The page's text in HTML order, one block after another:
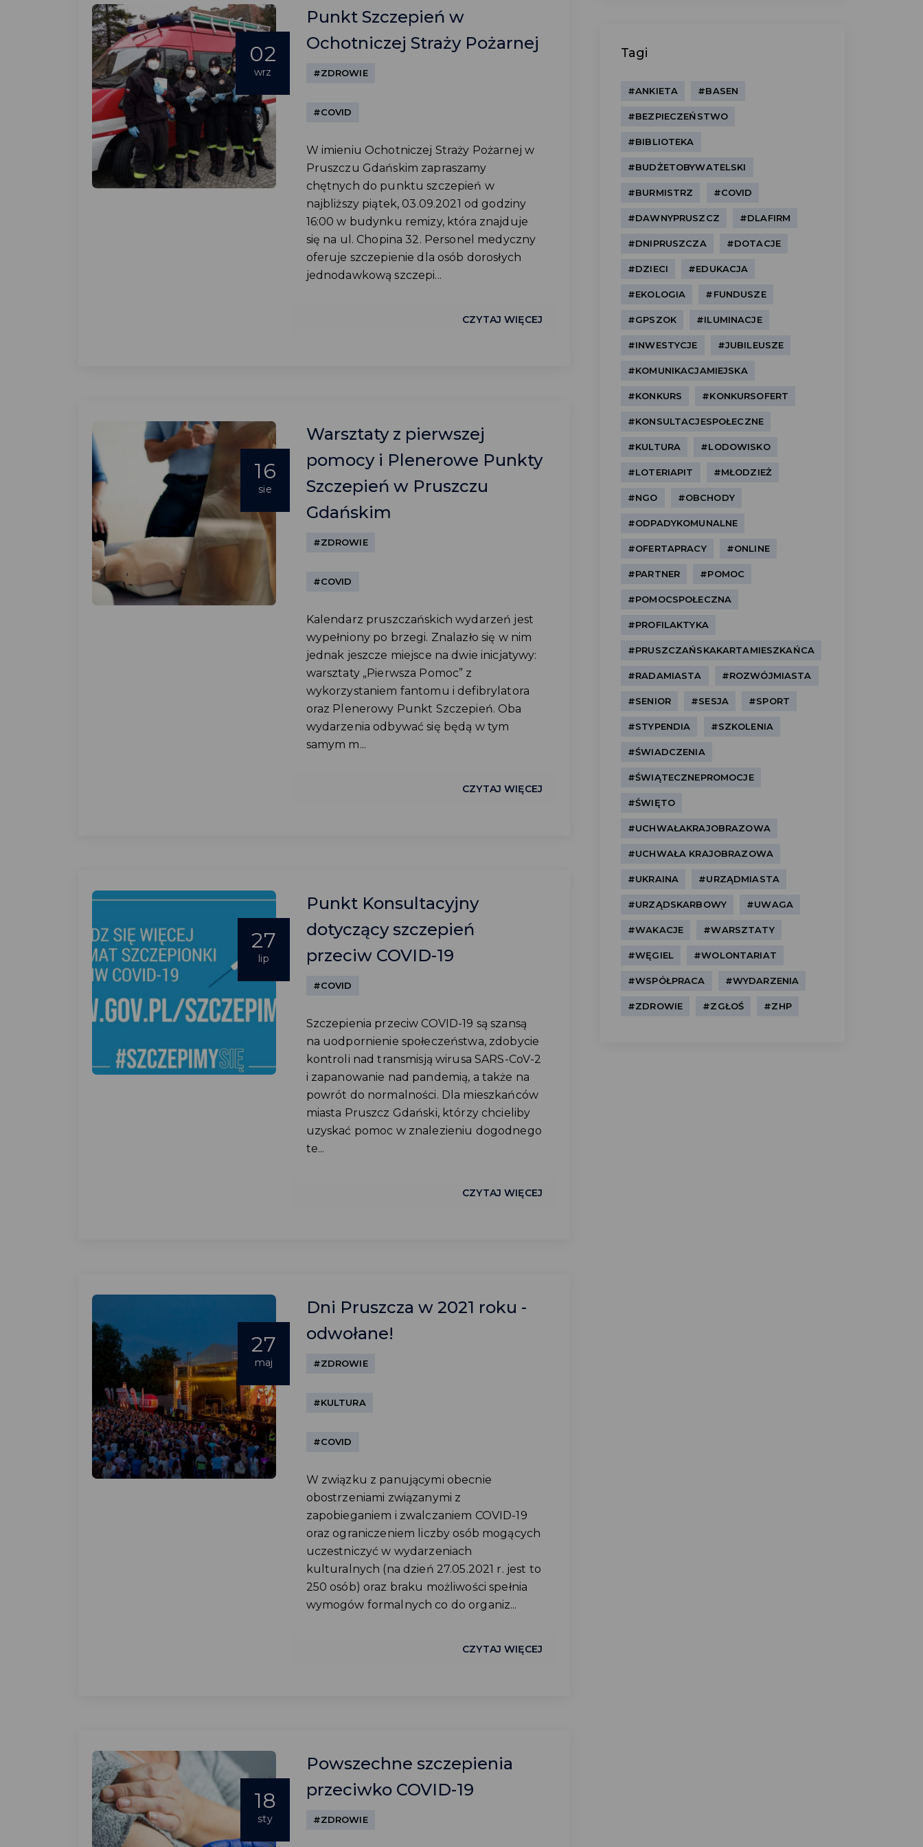
02
wrz
Punkt Szczepień w
Ochotniczej Straży Pożarnej
#ZDROWIE
#COVID
W imieniu Ochotniczej Straży Pożarnej w
Pruszczu Gdańskim zapraszamy
chętnych do punktu szczepień w
najbliższy piątek, 03.09.2021 od godziny
16:00 w budynku remizy, która znajduje
się na ul. Chopina 32. Personel medyczny
oferuje szczepienie dla osób dorosłych
jednodawkową szczepi...
CZYTAJ WIĘCEJ
16
sie
Warsztaty z pierwszej
pomocy i Plenerowe Punkty
Szczepień w Pruszczu
Gdańskim
#ZDROWIE
#COVID
Kalendarz pruszczańskich wydarzeń jest
wypełniony po brzegi. Znalazło się w nim
jednak jeszcze miejsce na dwie inicjatywy:
warsztaty „Pierwsza Pomoc” z
wykorzystaniem fantomu i defibrylatora
oraz Plenerowy Punkt Szczepień. Oba
wydarzenia odbywać się będą w tym
samym m...
CZYTAJ WIĘCEJ
27
lip
Punkt Konsultacyjny
dotyczący szczepień
przeciw COVID-19
#COVID
Szczepienia przeciw COVID-19 są szansą
na uodpornienie społeczeństwa, zdobycie
kontroli nad transmisją wirusa SARS-CoV-2
i zapanowanie nad pandemią, a także na
powrót do normalności. Dla mieszkańców
miasta Pruszcz Gdański, którzy chcieliby
uzyskać pomoc w znalezieniu dogodnego
te...
CZYTAJ WIĘCEJ
27
maj
Dni Pruszcza w 2021 roku -
odwołane!
#ZDROWIE
#KULTURA
#COVID
W związku z panującymi obecnie
obostrzeniami związanymi z
zapobieganiem i zwalczaniem COVID-19
oraz ograniczeniem liczby osób mogących
uczestniczyć w wydarzeniach
kulturalnych (na dzień 27.05.2021 r. jest to
250 osób) oraz braku możliwości spełnia
wymogów formalnych co do organiz...
CZYTAJ WIĘCEJ
18
sty
Powszechne szczepienia
przeciwko COVID-19
#ZDROWIE
Tagi
#ANKIETA #BASEN
#BEZPIECZEŃSTWO
#BIBLIOTEKA
#BUDŻETOBYWATELSKI
#BURMISTRZ #COVID
#DAWNYPRUSZCZ #DLAFIRM
#DNIPRUSZCZA #DOTACJE
#DZIECI #EDUKACJA
#EKOLOGIA #FUNDUSZE
#GPSZOK #ILUMINACJE
#INWESTYCJE #JUBILEUSZE
#KOMUNIKACJAMIEJSKA
#KONKURS #KONKURSOFERT
#KONSULTACJESPOŁECZNE
#KULTURA #LODOWISKO
#LOTERIAPIT #MŁODZIEŻ
#NGO #OBCHODY
#ODPADYKOMUNALNE
#OFERTAPRACY #ONLINE
#PARTNER #POMOC
#POMOCSPOŁECZNA
#PROFILAKTYKA
#PRUSZCZAŃSKAKARTAMIESZKAŃCA
#RADAMIASTA #ROZWÓJMIASTA
#SENIOR #SESJA #SPORT
#STYPENDIA #SZKOLENIA
#ŚWIADCZENIA
#ŚWIĄTECZNEPROMOCJE
#ŚWIĘTO
#UCHWAŁAKRAJOBRAZOWA
#UCHWAŁA KRAJOBRAZOWA
#UKRAINA #URZĄDMIASTA
#URZĄDSKARBOWY #UWAGA
#WAKACJE #WARSZTATY
#WĘGIEL #WOLONTARIAT
#WSPÓŁPRACA #WYDARZENIA
#ZDROWIE #ZGŁOŚ #ZHP